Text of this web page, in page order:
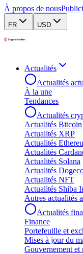
À propos de nous
FR USD
Actualités
Actualités
À la une
Tendances
Actualités
Actualités Bitcoin
Actualités XRP
Actualités
Actualités
Actualités Solana
Actualités
Actualités NFT
Actualités Shiba
Autres actualités
Actualités
Finance
Portefeuille et
Mises à jour du
Gouvernement et